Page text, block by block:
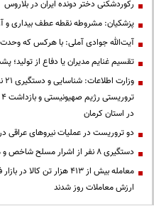
رکوردشکنی دختر دونده ایران در بلاروس
پزشکیان: مشروطه نقطه عطف بیداری و
آیت‌الله جوادی آملی: با هرکس که وحدت
تقسیم غنایم مدیران یا دفاع از
در استان کرمان
دو تروریست در عملیات نیروهای عراقی
دستگیری ۸ نفر از اشرار مسلح شاخص و مرتبطین گروهک‌های تروریستی
معامله بیش از ۴۱۳ هزار
ارزش معاملات روز شدند